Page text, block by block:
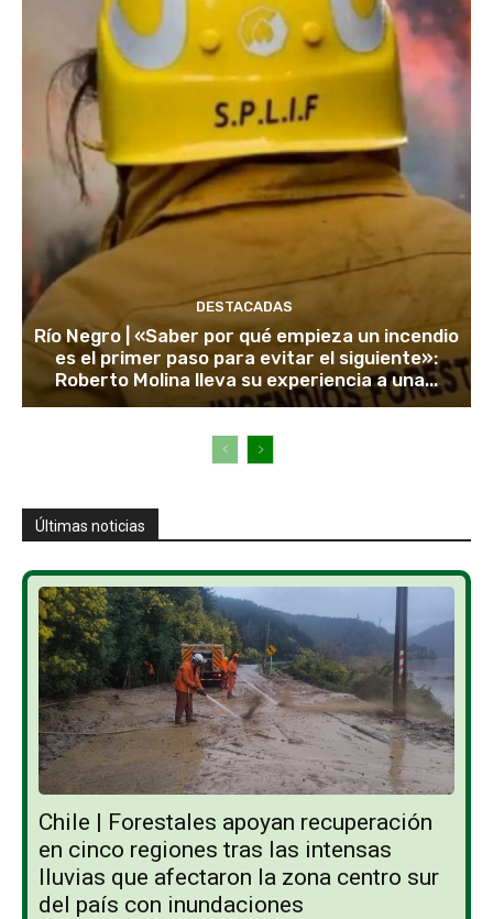
DESTACADAS
Río Negro | «Saber por qué empieza un incendio
es el primer paso para evitar el siguiente»:
Roberto Molina lleva su experiencia a una...
Últimas noticias
Chile | Forestales apoyan recuperación
en cinco regiones tras las intensas
lluvias que afectaron la zona centro sur
del país con inundaciones